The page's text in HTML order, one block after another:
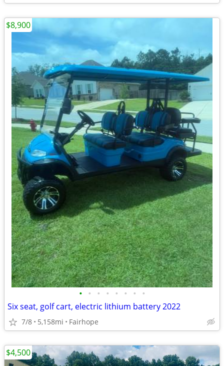
• • • • • • • •
Six seat, golf cart, electric lithium battery 2022
7/8 5,158mi Fairhope
$8,900
$4,500